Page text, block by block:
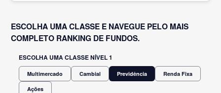
ESCOLHA UMA CLASSE E NAVEGUE PELO MAIS
COMPLETO RANKING DE FUNDOS.
ESCOLHA UMA CLASSE NÍVEL 1
Multimercado Cambial Previdência Renda Fixa
Ações